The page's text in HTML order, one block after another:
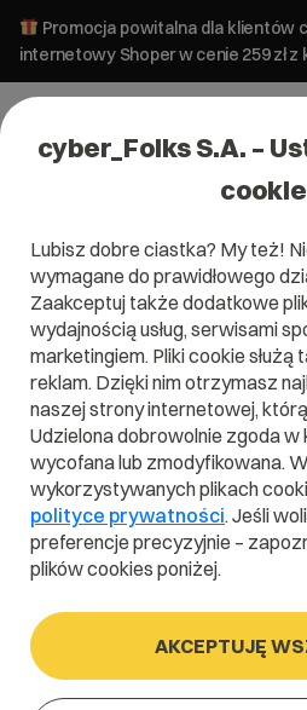
Promocja powitalna dla klientów
internetowy Shoper w cenie 259 zł z
Pomoc»Domeny i SSL»Jak
(Content Delivery Network) dla
Jak aktywować i
(Content Delivery
domeny?
Domeny i SSL
Zmiana delegacji
domeny
cyber_Folks S.A. –
Lubisz dobre ciastka? My też!
wymagane do prawidłowego
Zaakceptuj także dodatkowe
wydajnością usług, serwisami
marketingiem. Pliki cookie
reklam. Dzięki nim otrzymasz
naszej strony internetowej,
Udzielona dobrowolnie zgoda w
wycofana lub zmodyfikowana.
wykorzystywanych plikach
polityce prywatności. Jeśli
preferencje precyzyjnie –
plików cookies poniżej.
AKCEPTUJĘ